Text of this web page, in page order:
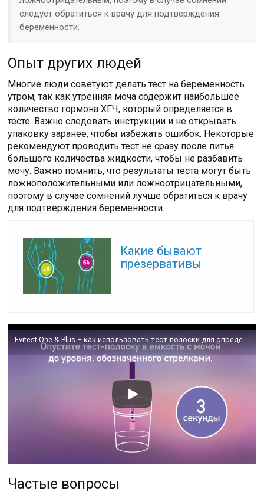
следует обратиться к врачу для подтверждения
беременности.
Опыт других людей
Многие люди советуют делать тест на беременность
утром, так как утренняя моча содержит наибольшее
количество гормона ХГЧ, который определяется в
тесте. Важно следовать инструкции и не открывать
упаковку заранее, чтобы избежать ошибок. Некоторые
рекомендуют проводить тест не сразу после питья
большого количества жидкости, чтобы не разбавить
мочу. Важно помнить, что результаты теста могут быть
ложноположительными или ложноотрицательными,
поэтому в случае сомнений лучше обратиться к врачу
для подтверждения беременности.
Какие бывают
презервативы
Частые вопросы